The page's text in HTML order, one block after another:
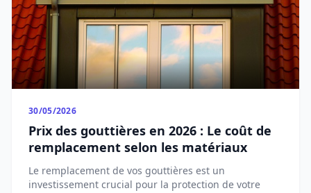
30/05/2026
Prix des gouttières en 2026 : Le coût de
remplacement selon les matériaux
Le remplacement de vos gouttières est un
investissement crucial pour la protection de votre